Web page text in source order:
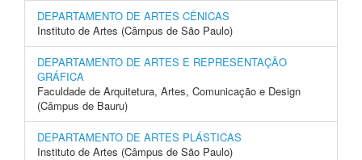
DEPARTAMENTO DE ARTES CÊNICAS
Instituto de Artes (Câmpus de São Paulo)
DEPARTAMENTO DE ARTES E REPRESENTAÇÃO
GRÁFICA
Faculdade de Arquitetura, Artes, Comunicação e Design
(Câmpus de Bauru)
DEPARTAMENTO DE ARTES PLÁSTICAS
Instituto de Artes (Câmpus de São Paulo)